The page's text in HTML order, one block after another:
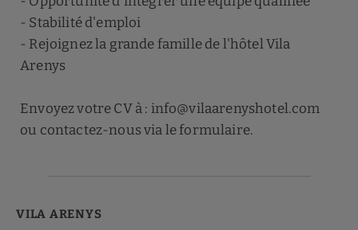
- Stabilité d'emploi
- Rejoignez la grande famille de l'hôtel Vila
Arenys
Envoyez votre CV à : info@vilaarenyshotel.com
ou contactez-nous via le formulaire.